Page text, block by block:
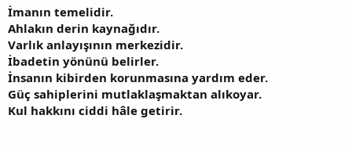
İmanın temelidir.
Ahlakın derin kaynağıdır.
Varlık anlayışının merkezidir.
İbadetin yönünü belirler.
İnsanın kibirden korunmasına yardım eder.
Güç sahiplerini mutlaklaşmaktan alıkoyar.
Kul hakkını ciddi hâle getirir.